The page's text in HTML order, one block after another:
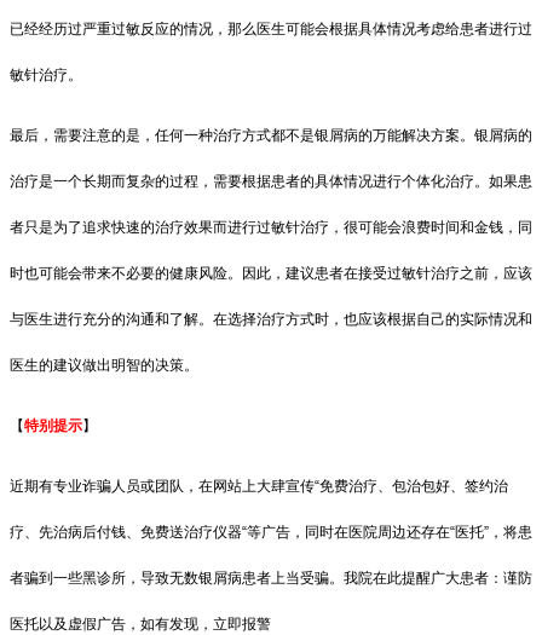
已经经历过严重过敏反应的情况，那么医生可能会根据具体情况考虑给患者进行过
敏针治疗。
最后，需要注意的是，任何一种治疗方式都不是银屑病的万能解决方案。银屑病的
治疗是一个长期而复杂的过程，需要根据患者的具体情况进行个体化治疗。如果患
者只是为了追求快速的治疗效果而进行过敏针治疗，很可能会浪费时间和金钱，同
时也可能会带来不必要的健康风险。因此，建议患者在接受过敏针治疗之前，应该
与医生进行充分的沟通和了解。在选择治疗方式时，也应该根据自己的实际情况和
医生的建议做出明智的决策。
【特别提示】
近期有专业诈骗人员或团队，在网站上大肆宣传“免费治疗、包治包好、签约治
疗、先治病后付钱、免费送治疗仪器“等广告，同时在医院周边还存在“医托”，将患
者骗到一些黑诊所，导致无数银屑病患者上当受骗。我院在此提醒广大患者：谨防
医托以及虚假广告，如有发现，立即报警